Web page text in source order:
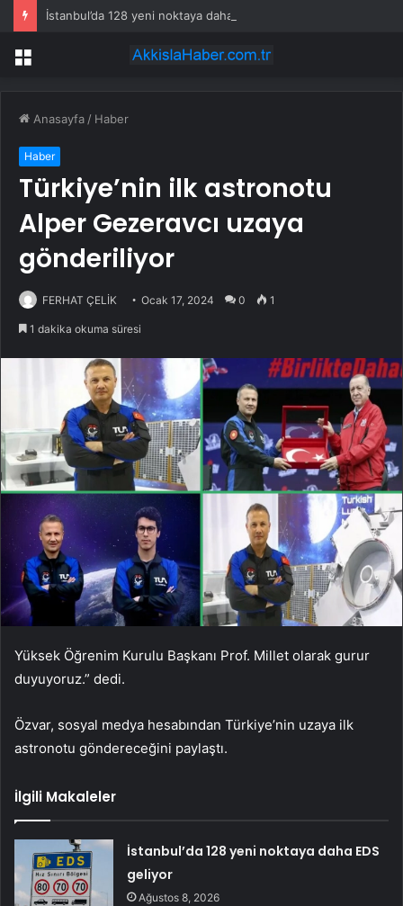
İstanbul’da 128 yeni noktaya daha EDS geliyor
Menü
Anasayfa / Haber
Haber
Türkiye’nin ilk astronotu
Alper Gezeravcı uzaya
gönderiliyor
FERHAT ÇELİK Ocak 17, 2024 0 1
1 dakika okuma süresi
Yüksek Öğrenim Kurulu Başkanı Prof. Millet olarak gurur
duyuyoruz.” dedi.
Özvar, sosyal medya hesabından Türkiye’nin uzaya ilk
astronotu göndereceğini paylaştı.
İlgili Makaleler
İstanbul’da 128 yeni noktaya daha EDS
geliyor
Ağustos 8, 2026